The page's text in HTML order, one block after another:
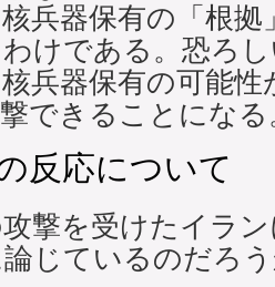
兵器保有の「根拠
けである。恐ろ
兵器保有の可能
できることになる
反応について
撃を受けたイラ
じているのだろ